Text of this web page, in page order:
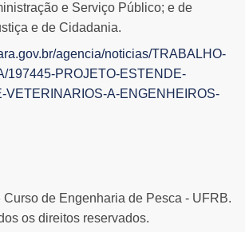
e Serviço Público; e de
e de Cidadania.
agencia/noticias/TRABALHO-
197445-PROJETO-ESTENDE-
VETERINARIOS-A-ENGENHEIROS-
de Engenharia de Pesca - UFRB.
os direitos reservados.